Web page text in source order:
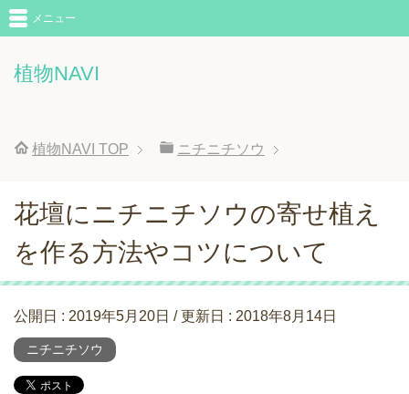
植物NAVI
メニュー
植物NAVI TOP ニチニチソウ
花壇にニチニチソウの寄せ植え
を作る方法やコツについて
公開日 : 2019年5月20日 / 更新日 : 2018年8月14日
ニチニチソウ